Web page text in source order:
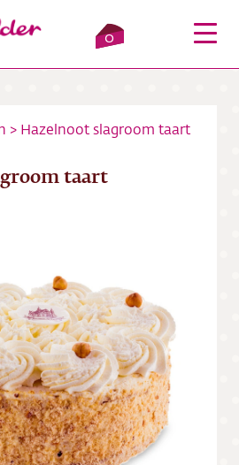
0
> Hazelnoot slagroom taart
taart